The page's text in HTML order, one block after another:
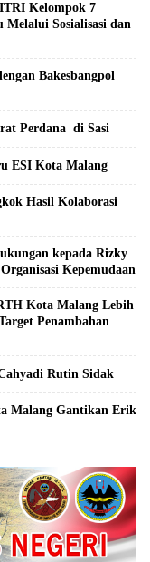
Kelompok 7
Sosialisasi dan
Bakesbangpol
Perdana di Sasi
ESI Kota Malang
Hasil Kolaborasi
kepada Rizky
Kepemudaan
Kota Malang Lebih
Penambahan
Rutin Sidak
Malang Gantikan Erik